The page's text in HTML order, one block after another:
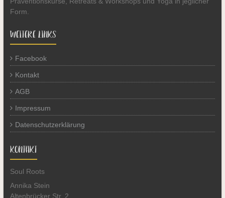
Form.
WEITERE LINKS
Facebook
Kontakt
AGB
Impressum
Datenschutzerklärung
KONTAKT
Soul Roots
Annika Stein
Altenbrücker Str. 2